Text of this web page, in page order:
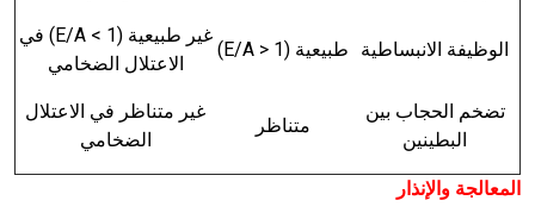
الوظيفة الانبساطية طبيعية (1 < E/A
)
غير طبيعية (1 > E/A) في
الاعتلال الضخامي
تضخم الحجاب بين
البطينين
متناظر
غير متناظر في الاعتلال
الضخامي
المعالجة والإنذار